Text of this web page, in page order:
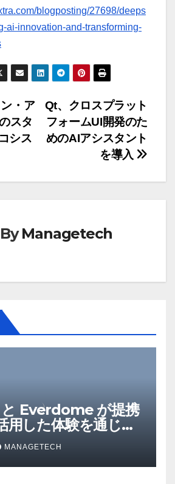
blogposting/27698/deeps
ai-innovation-and-transforming-
Qt、クロスプラット
フォームUI開発のた
めのAIアシスタント
を導入
・ア
スタ
シス
ByManagetech
Everdome が提携
用した体験を通じて
イノベーションを
CIO APAC
MANAGETECH